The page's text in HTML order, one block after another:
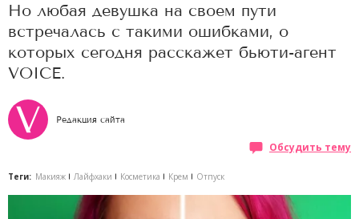
Но любая девушка на своем пути
встречалась с такими ошибками, о
которых сегодня расскажет бьюти-агент
VOICE.
Редакция сайта
Обсудить тему
Теги: Макияж Лайфхаки Косметика Крем Отпуск